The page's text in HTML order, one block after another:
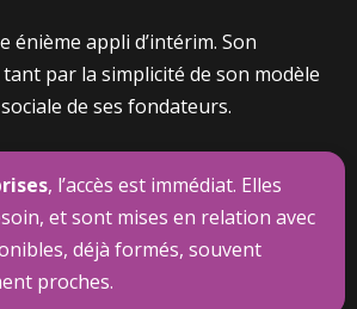
énième appli d’intérim. Son
par la simplicité de son modèle
de ses fondateurs.
, l’accès est immédiat. Elles
et sont mises en relation avec
déjà formés, souvent
proches.